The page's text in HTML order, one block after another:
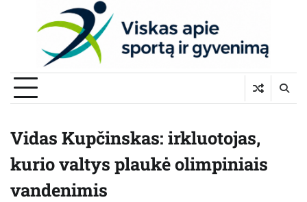
Vidas Kupčinskas: irkluotojas,
kurio valtys plaukė olimpiniais
vandenimis